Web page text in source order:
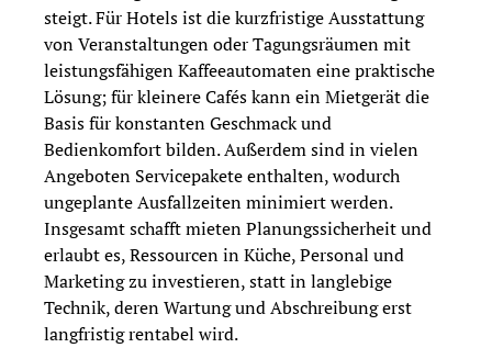
steigt. Für Hotels ist die kurzfristige Ausstattung
von Veranstaltungen oder Tagungsräumen mit
leistungsfähigen Kaffeeautomaten eine praktische
Lösung; für kleinere Cafés kann ein Mietgerät die
Basis für konstanten Geschmack und
Bedienkomfort bilden. Außerdem sind in vielen
Angeboten Servicepakete enthalten, wodurch
ungeplante Ausfallzeiten minimiert werden.
Insgesamt schafft mieten Planungssicherheit und
erlaubt es, Ressourcen in Küche, Personal und
Marketing zu investieren, statt in langlebige
Technik, deren Wartung und Abschreibung erst
langfristig rentabel wird.